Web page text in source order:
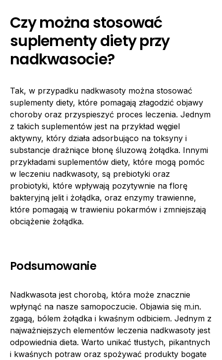
Czy można stosować
suplementy diety przy
nadkwasocie?
Tak, w przypadku nadkwasoty można stosować
suplementy diety, które pomagają złagodzić objawy
choroby oraz przyspieszyć proces leczenia. Jednym
z takich suplementów jest na przykład węgiel
aktywny, który działa adsorbująco na toksyny i
substancje drażniące błonę śluzową żołądka. Innymi
przykładami suplementów diety, które mogą pomóc
w leczeniu nadkwasoty, są prebiotyki oraz
probiotyki, które wpływają pozytywnie na florę
bakteryjną jelit i żołądka, oraz enzymy trawienne,
które pomagają w trawieniu pokarmów i zmniejszają
obciążenie żołądka.
Podsumowanie
Nadkwasota jest chorobą, która może znacznie
wpłynąć na nasze samopoczucie. Objawia się m.in.
zgagą, bólem żołądka i kwaśnym odbiciem. Jednym z
najważniejszych elementów leczenia nadkwasoty jest
odpowiednia dieta. Warto unikać tłustych, pikantnych
i kwaśnych potraw oraz spożywać produkty bogate